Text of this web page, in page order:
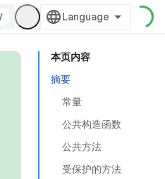
/
本页内容
摘要
常量
公共构造函数
公共方法
受保护的方法